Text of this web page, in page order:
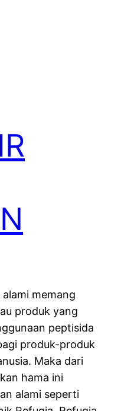
memang
produk yang
peptisida
produk-produk
Maka dari
hama ini
alami seperti